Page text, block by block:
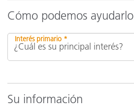
Cómo podemos ayudarlo
Interés primario *
Su información